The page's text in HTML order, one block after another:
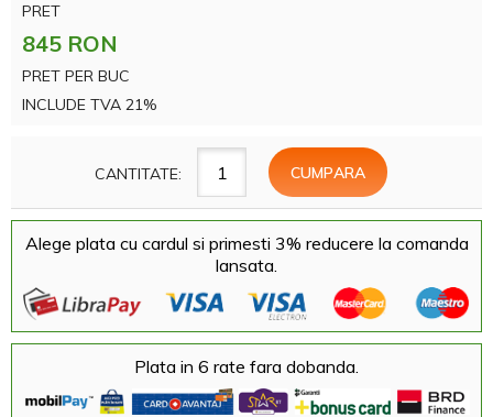
PRET
845 RON
PRET PER BUC
INCLUDE TVA 21%
CANTITATE:
Alege plata cu cardul si primesti 3% reducere la comanda
lansata.
Plata in 6 rate fara dobanda.